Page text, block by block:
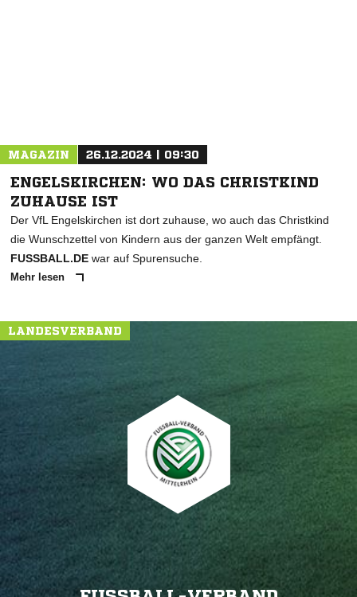
MAGAZIN 26.12.2024 | 09:30
ENGELSKIRCHEN: WO DAS CHRISTKIND
ZUHAUSE IST
Der VfL Engelskirchen ist dort zuhause, wo auch das Christkind
die Wunschzettel von Kindern aus der ganzen Welt empfängt.
FUSSBALL.DE war auf Spurensuche.
Mehr lesen
LANDESVERBAND